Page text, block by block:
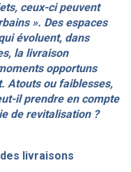
ceux-ci peuvent
». Des espaces
évoluent, dans
la livraison
opportuns
Atouts ou faiblesses,
il prendre en compte
de revitalisation ?
livraisons